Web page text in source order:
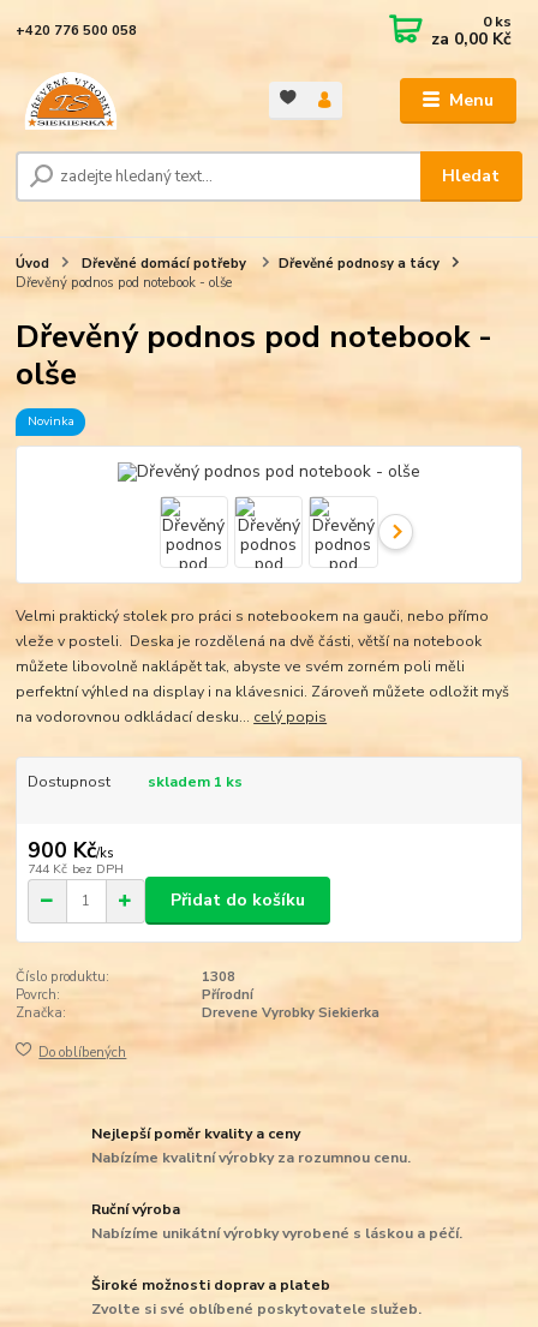
Menu
Hledat
+420 776 500 058 0ks
za 0,00 Kč
Úvod Dřevěné domácí potřeby
Dřevěné podnosy a tácy
Dřevěný podnos pod notebook - olše
Dřevěný podnos pod notebook -
olše
Novinka
Velmi praktický stolek pro práci s notebookem na gauči, nebo přímo
vleže v posteli. Deska je rozdělená na dvě části, větší na notebook
můžete libovolně naklápět tak, abyste ve svém zorném poli měli
perfektní výhled na display i na klávesnici. Zároveň můžete odložit myš
na vodorovnou odkládací desku... celý popis
Dostupnost skladem 1 ks
900 Kč/ks
744 Kč bez DPH
Přidat do košíku
Číslo produktu:
1308
Povrch:
Přírodní
Značka:
Drevene Vyrobky Siekierka
Do oblíbených
Nejlepší poměr kvality a ceny
Nabízíme kvalitní výrobky za rozumnou cenu.
Ruční výroba
Nabízíme unikátní výrobky vyrobené s láskou a péčí.
Široké možnosti doprav a plateb
Zvolte si své oblíbené poskytovatele služeb.